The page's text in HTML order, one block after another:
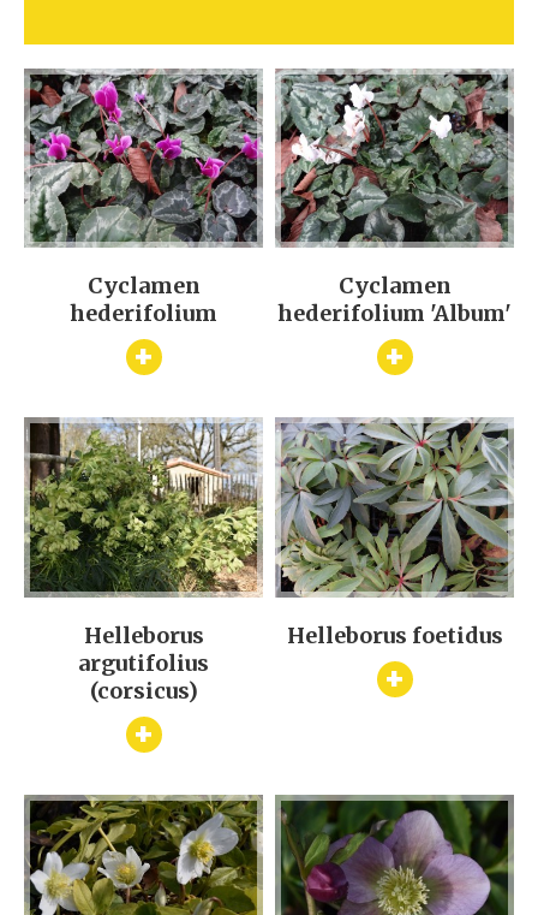
Cyclamen
hederifolium
+
Cyclamen
hederifolium 'Album'
+
Helleborus
argutifolius
(corsicus)
+
Helleborus foetidus
+